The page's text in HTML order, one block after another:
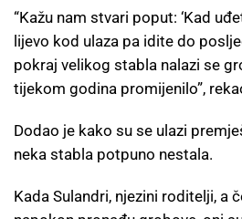
“Kažu nam stvari poput: ‘Kad
lijevo kod ulaza pa idite do
pokraj velikog stabla nalazi se
tijekom godina promijenilo”,
Dodao je kako su se ulazi
neka stabla potpuno nestala.
Kada Sulandri, njezini roditelji, a